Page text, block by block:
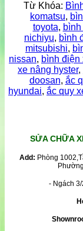
Từ Khóa:
komatsu,
toyota,
nichiyu, bình
mitsubishi,
nissan, bình điện
xe nâng hyster,
doosan, ắc
hyundai, ắc quy
SỬA CHỮA
Add: Phòng
- Ngách